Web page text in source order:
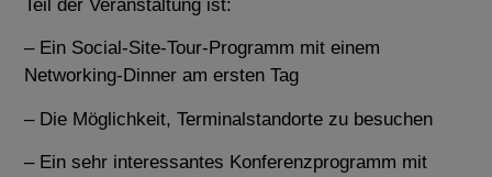
Teil der Veranstaltung ist:
– Ein Social-Site-Tour-Programm mit einem
Networking-Dinner am ersten Tag
– Die Möglichkeit, Terminalstandorte zu besuchen
– Ein sehr interessantes Konferenzprogramm mit